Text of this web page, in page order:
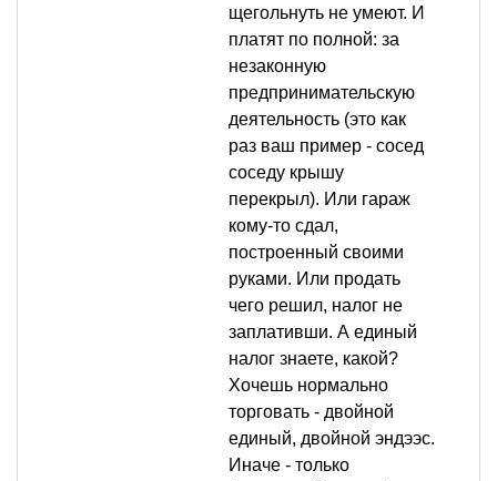
щегольнуть не умеют. И
платят по полной: за
незаконную
предпринимательскую
деятельность (это как
раз ваш пример - сосед
соседу крышу
перекрыл). Или гараж
кому-то сдал,
построенный своими
руками. Или продать
чего решил, налог не
заплативши. А единый
налог знаете, какой?
Хочешь нормально
торговать - двойной
единый, двойной эндээс.
Иначе - только